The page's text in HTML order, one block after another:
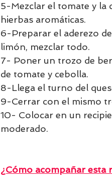
5-Mezclar el tomate y la
hierbas aromáticas.
6-Preparar el aderezo
limón, mezclar todo.
7- Poner un trozo de
de tomate y cebolla.
8-Llega el turno del
9-Cerrar con el mismo
10- Colocar en un
moderado.
¿Cómo acompañar esta